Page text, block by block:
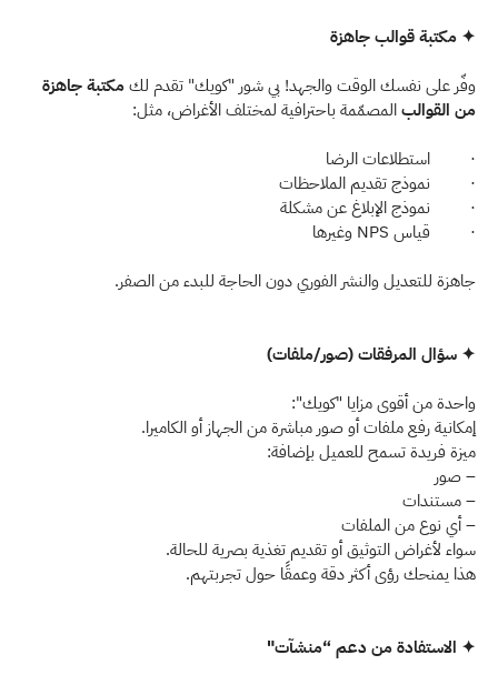
✦ مكتبة قوالب جاهزة
وفّر على نفسك الوقت والجهد! بي شور "كويك" تقدم لك
من القوالب المصمّمة باحترافية لمختلف الأغراض، مثل:
·         استطلاعات الرضا
·         نموذج تقديم الملاحظات
·         نموذج الإبلاغ عن مشكلة
·         قياس NPS وغيرها
جاهزة للتعديل والنشر الفوري دون الحاجة للبدء من الصفر.
✦ سؤال المرفقات (صور/ملفات)
واحدة من أقوى مزايا "كويك":
إمكانية رفع ملفات أو صور مباشرة من الجهاز أو الكاميرا.
ميزة فريدة تسمح للعميل بإضافة:
– صور
– مستندات
– أي نوع من الملفات
سواء لأغراض التوثيق أو تقديم تغذية بصرية للحالة.
هذا يمنحك رؤى أكثر دقة وعمقًا حول تجربتهم.
✦ الاستفادة من دعم “منشآت"